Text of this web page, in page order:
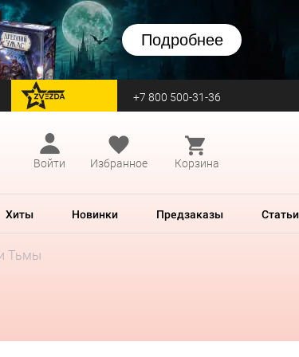
Подробнее
перейти на Zvezda +7 800 500-31-36
Войти
Избранное Корзина
Хиты Новинки Предзаказы Статьи
Тьмы